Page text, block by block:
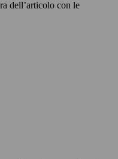
dell’articolo con le